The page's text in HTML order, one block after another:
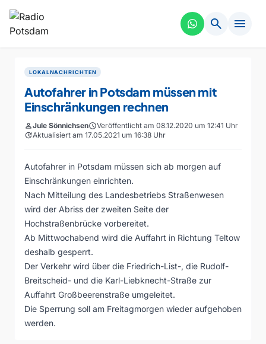
search menu
LOKALNACHRICHTEN
Autofahrer in Potsdam müssen mit
Einschränkungen rechnen
personJule SönnichsenscheduleVeröffentlicht am 08.12.2020 um 12:41 Uhr
updateAktualisiert am 17.05.2021 um 16:38 Uhr
Autofahrer in Potsdam müssen sich ab morgen auf
Einschränkungen einrichten.
Nach Mitteilung des Landesbetriebs Straßenwesen
wird der Abriss der zweiten Seite der
Hochstraßenbrücke vorbereitet.
Ab Mittwochabend wird die Auffahrt in Richtung Teltow
deshalb gesperrt.
Der Verkehr wird über die Friedrich-List-, die Rudolf-
Breitscheid- und die Karl-Liebknecht-Straße zur
Auffahrt Großbeerenstraße umgeleitet.
Die Sperrung soll am Freitagmorgen wieder aufgehoben
werden.